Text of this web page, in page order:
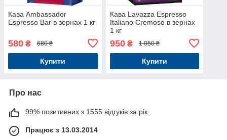
Кава Ambassador
Espresso Bar в зернах 1 кг
580 ₴ 680 ₴
Купити
Кава Lavazza Espresso
Italiano Cremoso в зернах
1 кг
950₴ 1 050 ₴
Купити
Про нас
99% позитивних з 1555 відгуків за рік
Працює з 13.03.2014